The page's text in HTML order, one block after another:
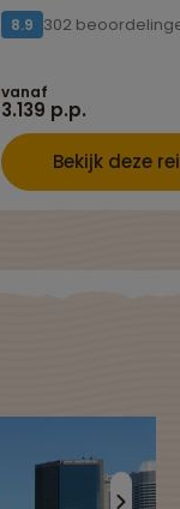
8.9 302
vanaf
3.139 p.p.
Bekijk deze